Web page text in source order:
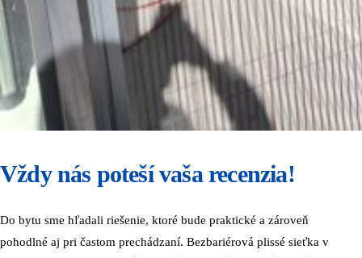
Vždy nás poteší vaša recenzia!
Do bytu sme hľadali riešenie, ktoré bude praktické a zároveň
pohodlné aj pri častom prechádzaní. Bezbariérová plissé sieťka v